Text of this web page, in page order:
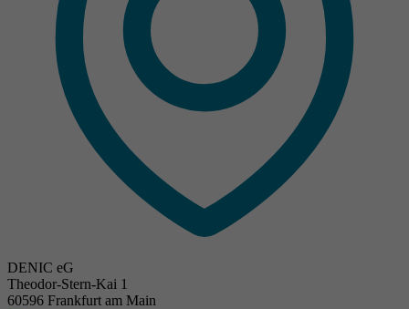
DENIC eG
Theodor-Stern-Kai 1
60596 Frankfurt am Main